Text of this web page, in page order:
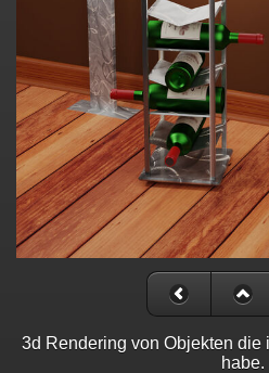
3d Rendering von Objekten die
habe.